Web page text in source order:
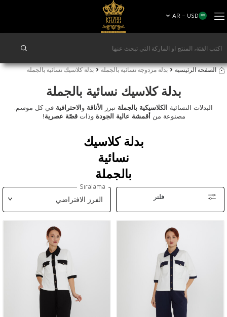
AR − USD
الصفحة الرئيسية بدلة مزدوجة نسائية بالجملة بدلة كلاسيك نسائية بالجملة
بدلة كلاسيك نسائية بالجملة
البدلات النسائية الكلاسيكية بالجملة تبرز الأناقة والاحترافية في كل موسم.
مصنوعة من أقمشة عالية الجودة وذات قصّة عصرية!
بدلة كلاسيك
نسائية
بالجملة
فلتر
Sıralama